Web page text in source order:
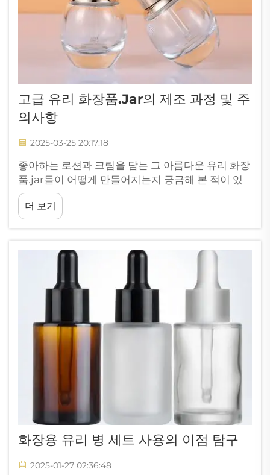
고급 유리 화장품.jar의 제조 과정 및 주
의사항
2025-03-25 20:17:18
좋아하는 로션과 크림을 담는 그 아름다운 유리 화장
품.jar들이 어떻게 만들어지는지 궁금해 본 적이 있
나요? 데이터를 2023년 10월 말까지 가르칩니다, 불
행히도. 원료의 품질은 고급 제품 생산의 기반이죠...
더 보기
화장용 유리 병 세트 사용의 이점 탐구
2025-01-27 02:36:48